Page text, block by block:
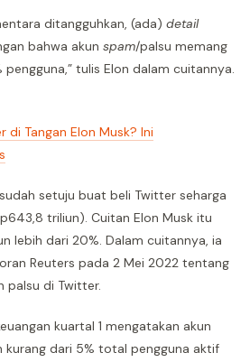
ditangguhkan, (ada) detail
bahwa akun spam/palsu memang
tulis Elon dalam cuitannya.
di Tangan Elon Musk? Ini
setuju buat beli Twitter seharga
triliun). Cuitan Elon Musk itu
lebih dari 20%. Dalam cuitannya, ia
Reuters pada 2 Mei 2022 tentang
palsu di Twitter.
kuartal 1 mengatakan akun
kurang dari 5% total pengguna aktif